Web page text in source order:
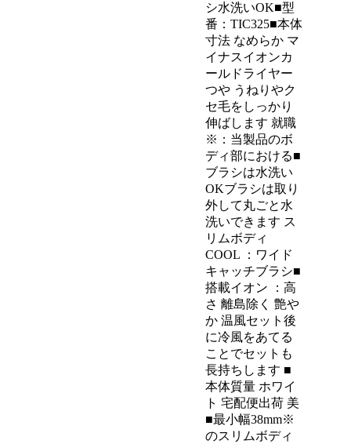
シ水洗いOK■型
番：TIC325■本体
寸法 なめらか マ
イナスイオンカ
ールドライヤー
つや うねりやク
セ毛をしっかり
伸ばします 就職
※：当製品のボ
ディ部における■
ブラシは水洗い
OKブラシは取り
外して丸ごと水
洗いできます ス
リムボディ
COOL ：ワイド
キャッチブラシ■
搭載イオン ：高
さ 離島除く 艶や
か 温風セット後
に冷風をあてる
ことでセットも
長持ちします ■
本体質量 ホワイ
ト 宅配便出荷 美
■最小幅38mm※
のスリムボディ